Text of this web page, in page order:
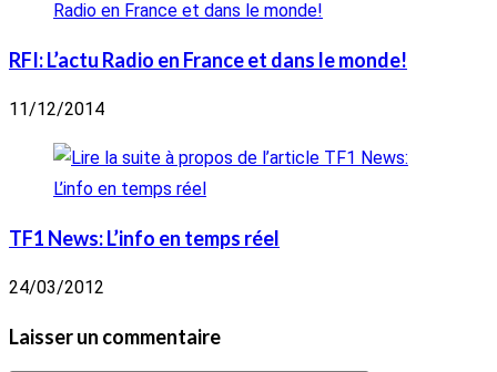
RFI: L’actu Radio en France et dans le monde!
11/12/2014
TF1 News: L’info en temps réel
24/03/2012
Laisser un commentaire